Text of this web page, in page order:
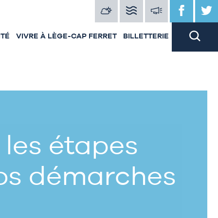
VIVRE À LÈGE-CAP FERRET BILLETTERIE
étapes
démarches